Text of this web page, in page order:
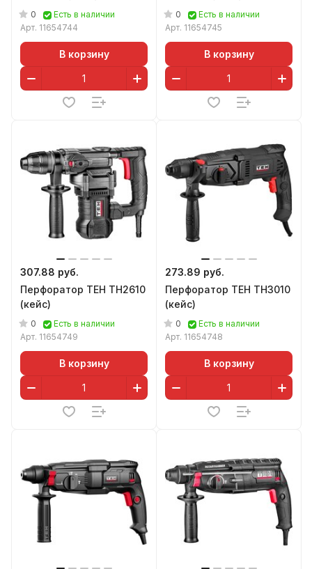
0
Есть в наличии
Арт. 11654744
В корзину
0
Есть в наличии
Арт. 11654745
В корзину
307.88 руб.
Перфоратор TEH TH2610
(кейс)
0
Есть в наличии
Арт. 11654749
В корзину
273.89 руб.
Перфоратор TEH TH3010
(кейс)
0
Есть в наличии
Арт. 11654748
В корзину